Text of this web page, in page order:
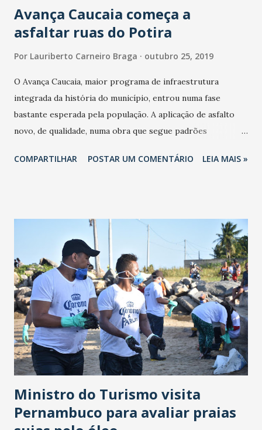
Avança Caucaia começa a
asfaltar ruas do Potira
Por Lauriberto Carneiro Braga outubro 25, 2019
O Avança Caucaia, maior programa de infraestrutura
integrada da história do município, entrou numa fase
bastante esperada pela população. A aplicação de asfalto
novo, de qualidade, numa obra que segue padrões
começaram pela Rua Araré, no trecho compreendido entre
Caucaia. Ao todo, 11 vias dessas duas localidades estão
recebendo serviços de drenagem, pavimentação e
sinalização. Isso significará mais de 16 quilômetros de
malha viária totalmente requalificada em um perímetro da
Grande Jurema que jamais recebeu uma intervenção desta
natureza. “Serão duas camadas de asfalto: uma primeira, de
quatro centímetros, e uma segunda, de três centímetros,
totalizando sete centímetros de espessura de asfalto”,
detalha o engenheiro civil do Avança Caucaia, Car...
COMPARTILHAR POSTAR UM COMENTÁRIO LEIA MAIS »
Ministro do Turismo visita
Pernambuco para avaliar praias